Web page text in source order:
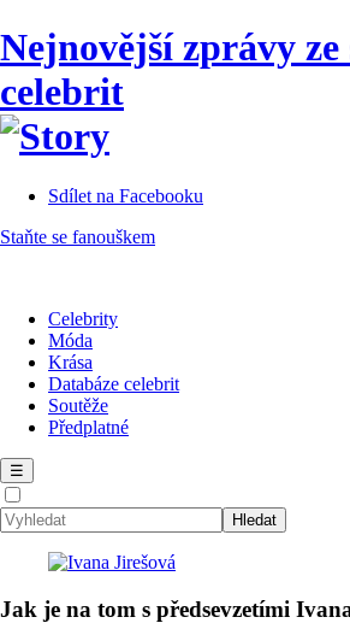
Nejnovější zprávy ze
celebrit
Sdílet na Facebooku
Staňte se fanouškem
Celebrity
Móda
Krása
Databáze celebrit
Soutěže
Předplatné
☰
Jak je na tom s předsevzetími